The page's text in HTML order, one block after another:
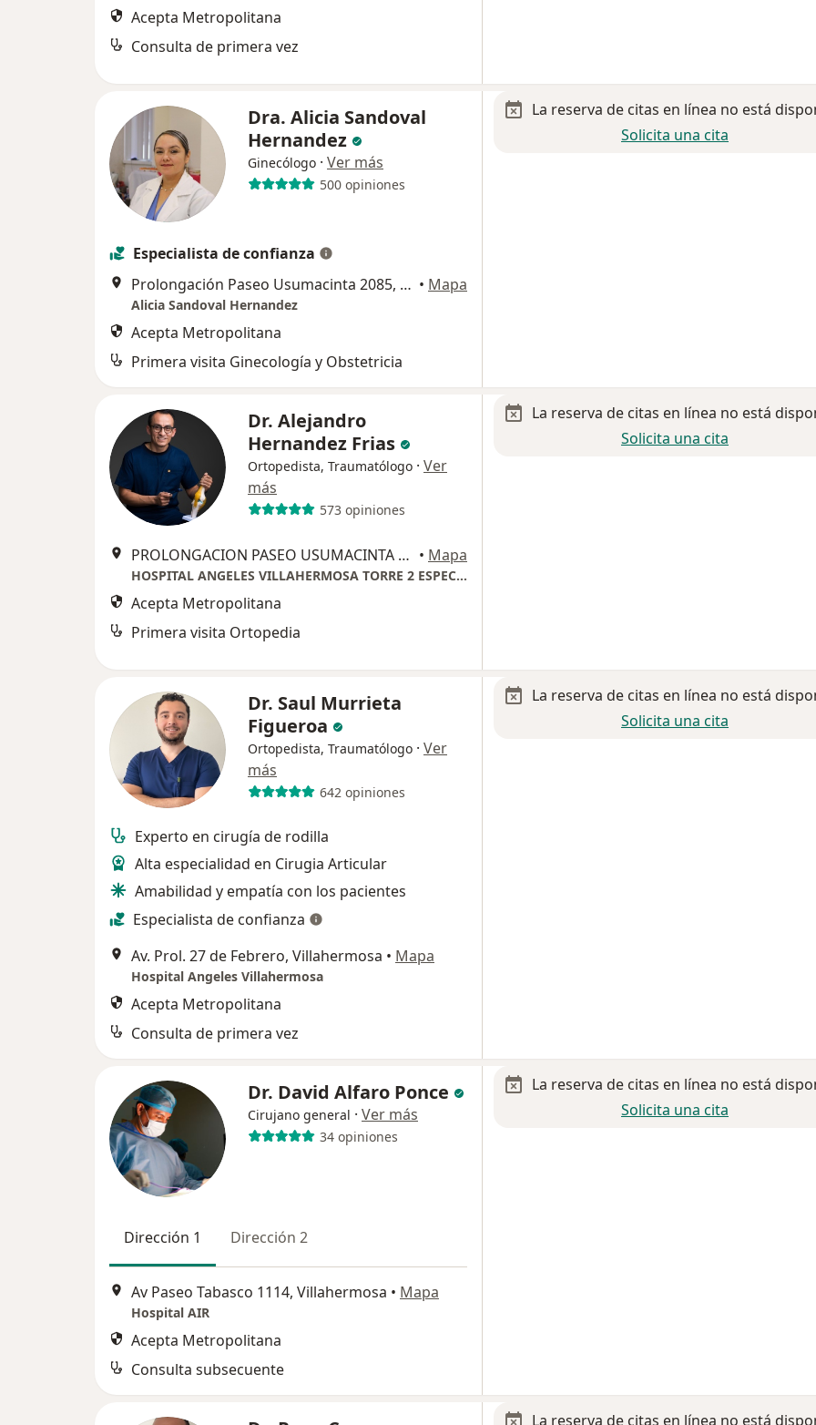
Acepta Metropolitana
Consulta de primera vez
Dra. Alicia Sandoval
Hernandez
Ginecólogo · Ver más
500 opiniones
Especialista de confianza
Prolongación Paseo Usumacinta 2085, Villahermosa • Mapa
Alicia Sandoval Hernandez
Acepta Metropolitana
Primera visita Ginecología y Obstetricia
La reserva de citas en línea no está
Solicita una cita
Dr. Alejandro
Hernandez Frias
Ortopedista, Traumatólogo · Ver
más
573 opiniones
PROLONGACION PASEO USUMACINTA S/N COL ESPEJO 2 VHSA TAB, Paraiso • Mapa
HOSPITAL ANGELES VILLAHERMOSA TORRE 2 ESPECIALIDADES CONSULTORIO 940
Acepta Metropolitana
Primera visita Ortopedia
La reserva de citas en línea no está
Solicita una cita
Dr. Saul Murrieta
Figueroa
Ortopedista, Traumatólogo · Ver
más
642 opiniones
Experto en cirugía de rodilla
Alta especialidad en Cirugia Articular
Amabilidad y empatía con los pacientes
Especialista de confianza
Av. Prol. 27 de Febrero, Villahermosa • Mapa
Hospital Angeles Villahermosa
Acepta Metropolitana
Consulta de primera vez
La reserva de citas en línea no está
Solicita una cita
Dr. David Alfaro Ponce
Cirujano general · Ver más
34 opiniones
Dirección 1 Dirección 2
Av Paseo Tabasco 1114, Villahermosa • Mapa
Hospital AIR
Acepta Metropolitana
Consulta subsecuente
La reserva de citas en línea no está
Solicita una cita
La reserva de citas en línea no está